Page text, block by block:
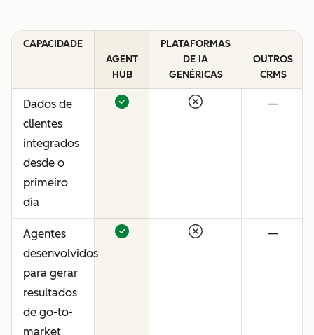
CAPACIDADE
AGENT
HUB
PLATAFORMAS
DE IA
GENÉRICAS
OUTROS
CRMS
Dados de
clientes
integrados
desde o
primeiro
dia
—
Agentes
desenvolvidos
para gerar
resultados
de go-to-
market
—